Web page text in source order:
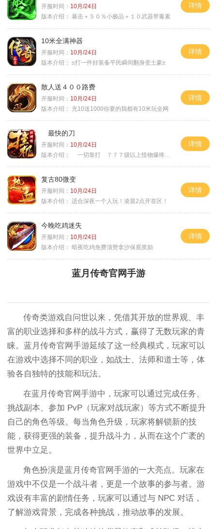
开服时间： 10月/24日
版本介绍： 暴击＋５０％小极品＋１０武器带毒素
详情
10米全满神器
开服时间： 10月/24日
版本介绍： ≤打一件好装备平民瞬间翻身变土豪≥
详情
散人送４００路费
开服时间： 10月/24日
版本介绍：
充10送1000你要的我都有10米玩全网
详情
最快的刀
开服时间： 10月/24日
版本介绍：
一切靠打 ７７７级以上怪物爆终极
详情
复古80微变
开服时间： 10月/24日
版本介绍： 适合深夜一个人玩！凌晨2点开首区！
详情
今晚吃鸡迷失
开服时间： 10月/24日
版本介绍：
暗夜吃鸡免费顶赞拿沙保底奖励
详情
蓝月传奇官网手游
传奇类游戏自问世以来，凭借其开放的世界观、丰
富的职业选择和多样的战斗方式，赢得了无数玩家的青
睐。蓝月传奇官网手游延续了这一经典模式，玩家可以
在游戏中选择不同的职业，如战士、法师和道士等，体
验各自独特的技能和玩法。
在蓝月传奇官网手游中，玩家可以通过完成任务、
挑战副本、参加 PvP（玩家对战玩家）等方式不断提升
自己的角色等级。每当角色升级，玩家将解锁新的技
能，获得更强的装备，提升战斗力，从而在这个广袤的
世界中立足。
角色扮演是蓝月传奇官网手游的一大亮点。玩家在
游戏中不仅是一个战斗者，更是一个故事的参与者。游
戏设有丰富的剧情任务，玩家可以通过与 NPC 对话，
了解游戏背景，完成各种挑战，推动故事的发展。